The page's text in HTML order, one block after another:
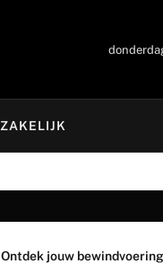
ZAKELIJK
Ontdek jouw bewindvoering